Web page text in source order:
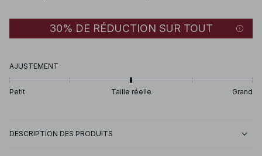
30% DE RÉDUCTION SUR TOUT
AJUSTEMENT
Petit Taille réelle Grand
DESCRIPTION DES PRODUITS